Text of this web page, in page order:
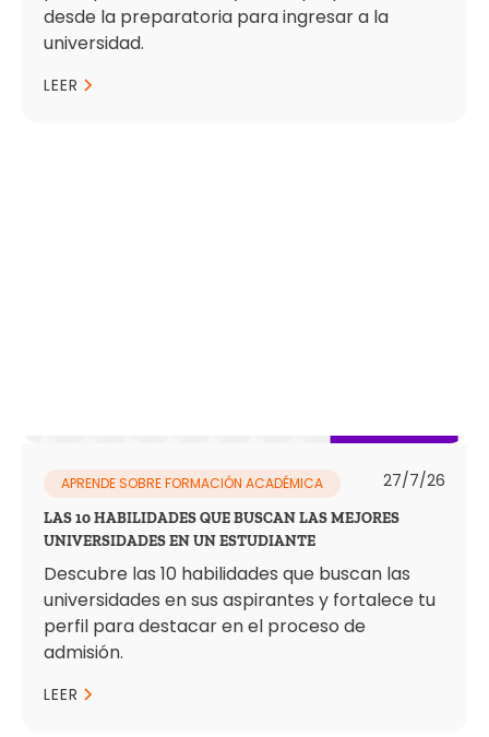
desde la preparatoria para ingresar a la
universidad.
LEER
APRENDE SOBRE FORMACIÓN ACADÉMICA 27/7/26
LAS 10 HABILIDADES QUE BUSCAN LAS MEJORES
UNIVERSIDADES EN UN ESTUDIANTE
Descubre las 10 habilidades que buscan las
universidades en sus aspirantes y fortalece tu
perfil para destacar en el proceso de
admisión.
LEER